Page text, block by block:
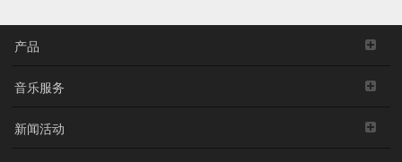
产品
音乐服务
新闻活动